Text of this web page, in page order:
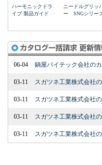
06-04 鍋屋バイテック会社の
03-11 スガツネ工業株式会社
03-11 スガツネ工業株式会社
03-11 スガツネ工業株式会社
03-11 スガツネ工業株式会社